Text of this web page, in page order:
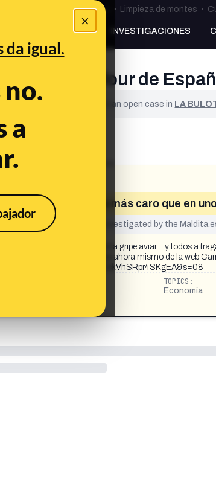
×
da igual.
a
Bulos Ceuta • Limpieza de montes •
PREBUNKING INVESTIGACIONES
en un Carrefour de
NOT yet been verified. It is an open case in LA
de España es más caro que en
content has not yet been investigated by the
global y los huevos por la gripe aviar… y todos a
Capturas abajo tomadas ahora mismo de la web
TOPICS:
Economía